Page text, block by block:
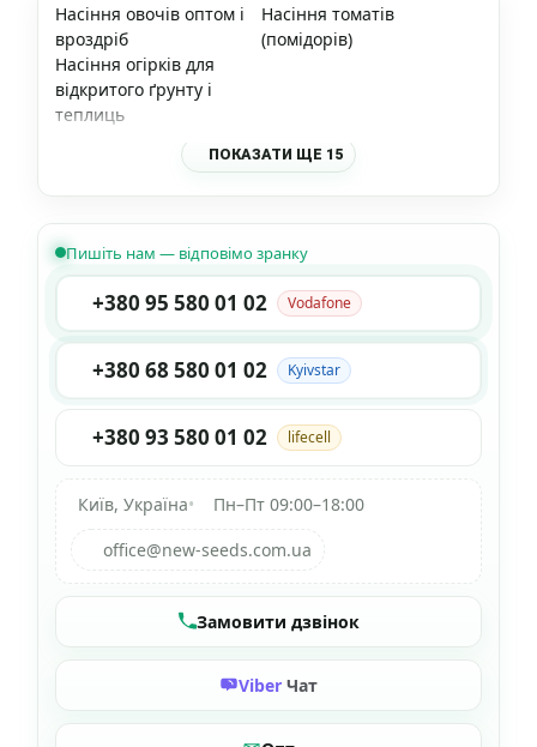
Насіння овочів оптом і
вроздріб
Насіння томатів
(помідорів)
Насіння огірків для
відкритого ґрунту і
теплиць
ПОКАЗАТИ ЩЕ 15
Пишіть нам — відповімо зранку
+380 95 580 01 02 Vodafone
+380 68 580 01 02 Kyivstar
+380 93 580 01 02 lifecell
Київ, Україна•
Пн–Пт 09:00–18:00
office@new-seeds.com.ua
Замовити дзвінок
Viber Чат